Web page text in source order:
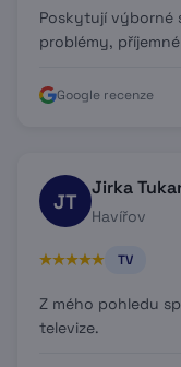
Poskytují výborné
problémy,
Google recenze
JT
Jirka
Havířov
TV
Z mého pohledu
televize.